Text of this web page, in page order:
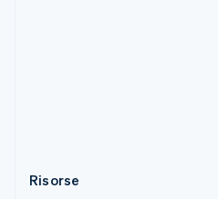
Risorse